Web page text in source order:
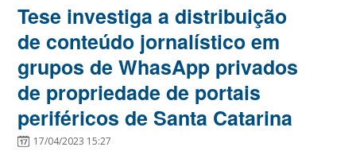
Tese investiga a distribuição
de conteúdo jornalístico em
grupos de WhasApp privados
de propriedade de portais
periféricos de Santa Catarina
17/04/2023 15:27